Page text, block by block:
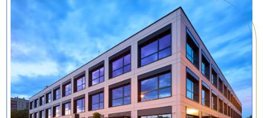
PROFILAR – profile zimnogięte